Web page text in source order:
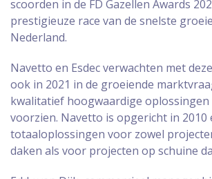
scoorden in de FD Gazellen Awards
prestigieuze race van de snelste
Nederland.
Navetto en Esdec verwachten met
ook in 2021 in de groeiende
kwalitatief hoogwaardige
voorzien. Navetto is opgericht in 2010
totaaloplossingen voor zowel
daken als voor projecten op schuine